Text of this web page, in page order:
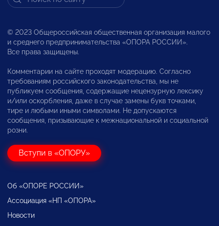
© 2023 Общероссийская общественная организация малого
и среднего предпринимательства «ОПОРА РОССИИ».
Все права защищены.
Комментарии на сайте проходят модерацию. Согласно
требованиям российского законодательства, мы не
публикуем сообщения, содержащие нецензурную лексику
и/или оскорбления, даже в случае замены букв точками,
тире и любыми иными символами. Не допускаются
сообщения, призывающие к межнациональной и социальной
розни.
Вступи в «ОПОРУ»
Об «ОПОРЕ РОССИИ»
Ассоциация «НП «ОПОРА»
Новости